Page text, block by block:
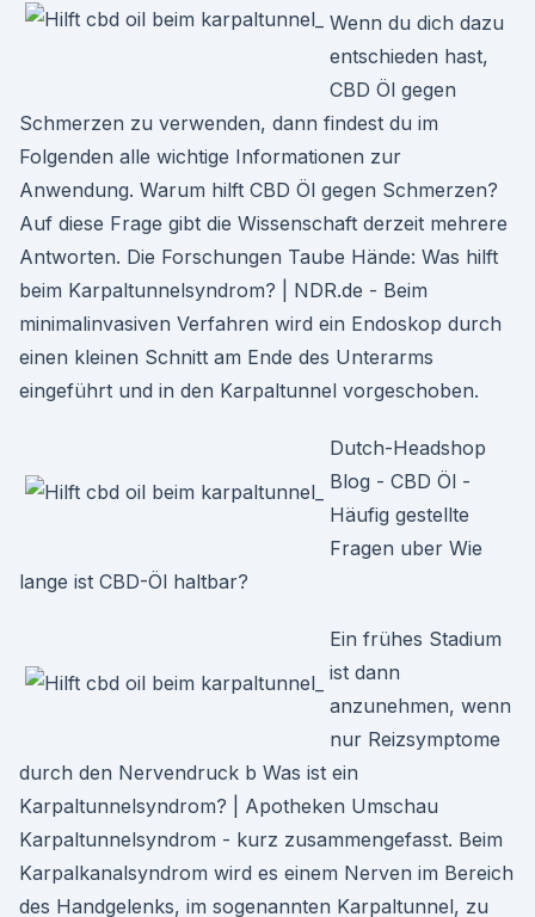
Wenn du dich dazu
entschieden hast,
CBD Öl gegen
Schmerzen zu verwenden, dann findest du im
Folgenden alle wichtige Informationen zur
Anwendung. Warum hilft CBD Öl gegen Schmerzen?
Auf diese Frage gibt die Wissenschaft derzeit mehrere
Antworten. Die Forschungen Taube Hände: Was hilft
beim Karpaltunnelsyndrom? | NDR.de - Beim
minimalinvasiven Verfahren wird ein Endoskop durch
einen kleinen Schnitt am Ende des Unterarms
eingeführt und in den Karpaltunnel vorgeschoben.
Dutch-Headshop
Blog - CBD Öl -
Häufig gestellte
Fragen uber Wie
lange ist CBD-Öl haltbar?
Ein frühes Stadium
ist dann
anzunehmen, wenn
nur Reizsymptome
durch den Nervendruck b Was ist ein
Karpaltunnelsyndrom? | Apotheken Umschau
Karpaltunnelsyndrom - kurz zusammengefasst. Beim
Karpalkanalsyndrom wird es einem Nerven im Bereich
des Handgelenks, im sogenannten Karpaltunnel, zu